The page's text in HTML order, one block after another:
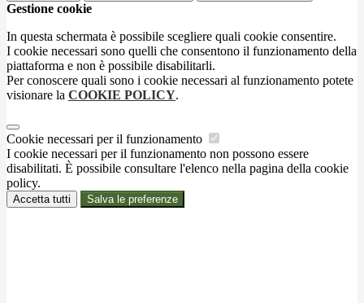
Gestione cookie
In questa schermata è possibile scegliere quali cookie consentire.
I cookie necessari sono quelli che consentono il funzionamento della
piattaforma e non è possibile disabilitarli.
Per conoscere quali sono i cookie necessari al funzionamento potete
visionare la COOKIE POLICY.
Cookie necessari per il funzionamento
I cookie necessari per il funzionamento non possono essere
disabilitati. È possibile consultare l'elenco nella pagina della cookie
policy.
Accetta tutti Salva le preferenze